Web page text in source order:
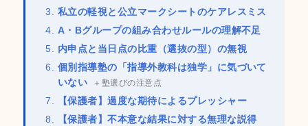
私立の軽視と公立マークシートのケアレスミス
A・Bグループの組み合わせルールの理解不足
内申点と当日点の比重（選抜の型）の無視
個別指導塾の「指導外教科は独学」に気づいて
いない
＋塾選びの注意点
【保護者】過度な期待によるプレッシャー
【保護者】不本意な結果に対する無理な説得